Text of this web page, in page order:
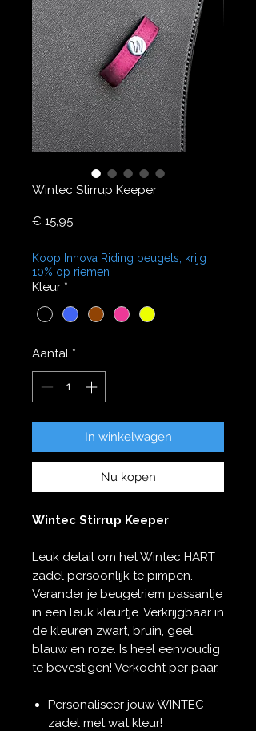
Wintec Stirrup Keeper
€ 15,95Prijs
Koop Innova Riding beugels, krijg
10% op riemen
Kleur *
Aantal *
In winkelwagen
Nu kopen
Wintec Stirrup Keeper
Leuk detail om het Wintec HART
zadel persoonlijk te pimpen.
Verander je beugelriem passantje
in een leuk kleurtje. Verkrijgbaar in
de kleuren zwart, bruin, geel,
blauw en roze. Is heel eenvoudig
te bevestigen! Verkocht per paar.
Personaliseer jouw WINTEC
zadel met wat kleur!